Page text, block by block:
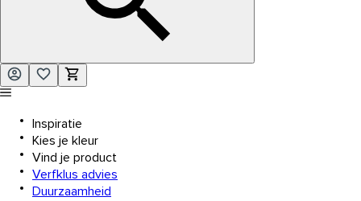
Inspiratie
Kies je kleur
Vind je product
Verfklus advies
Duurzaamheid